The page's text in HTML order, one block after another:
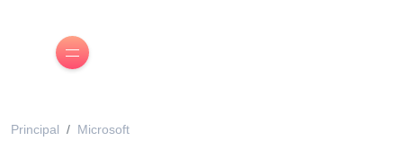
Principal Microsoft